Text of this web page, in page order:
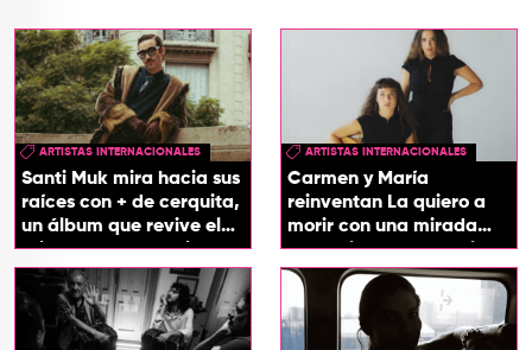
ARTISTAS INTERNACIONALES
Santi Muk mira hacia sus
raíces con + de cerquita,
un álbum que revive el
origen de sus canciones
ARTISTAS INTERNACIONALES
Carmen y María
reinventan La quiero a
morir con una mirada
entre el flamenco y el
soul